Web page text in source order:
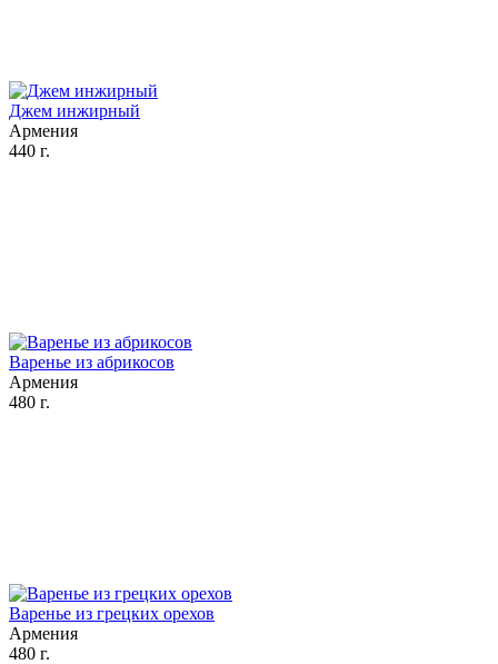
Джем инжирный
Армения
440 г.
Варенье из абрикосов
Армения
480 г.
Варенье из грецких орехов
Армения
480 г.